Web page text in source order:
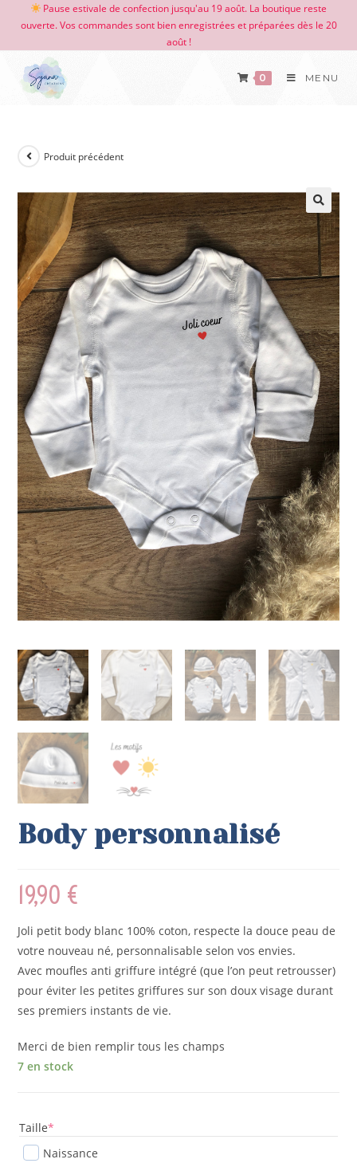
Pause estivale de confection jusqu'au 19 août. La boutique reste
ouverte. Vos commandes sont bien enregistrées et préparées dès le 20
août !
0 MENU
Produit précédent
Body personnalisé
19,90 €
Joli petit body blanc 100% coton, respecte la douce peau de
votre nouveau né, personnalisable selon vos envies.
Avec moufles anti griffure intégré (que l’on peut retrousser)
pour éviter les petites griffures sur son doux visage durant
ses premiers instants de vie.
Merci de bien remplir tous les champs
7 en stock
Taille*
Naissance